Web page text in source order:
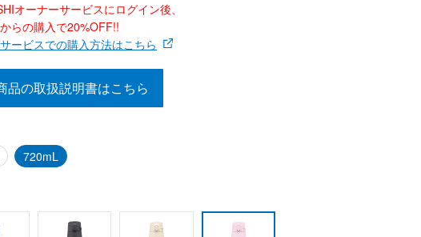
オーナーサービスにログイン後、
らの購入で20%OFF!!
ービスでの購入方法はこちら
品の取扱説明書はこちら
720mL